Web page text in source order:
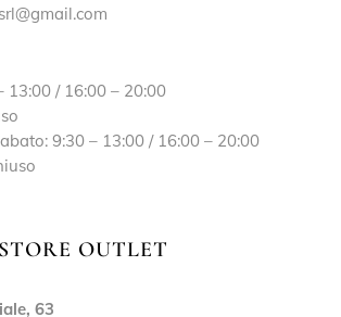
13:00 / 16:00 – 20:00
9:30 – 13:00 / 16:00 – 20:00
OUTLET
63